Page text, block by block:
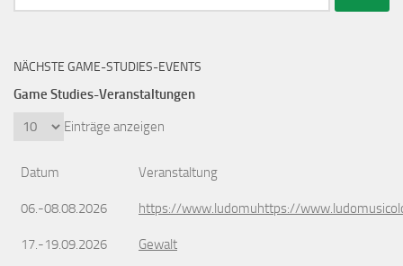
nach:
NÄCHSTE GAME-STUDIES-EVENTS
Game Studies-Veranstaltungen
Einträge anzeigen
Datum Veranstaltung
06.-08.08.2026 https://www.ludomuhttps://
17.-19.09.2026 Gewalt